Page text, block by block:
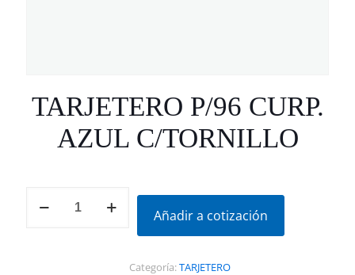
TARJETERO P/96 CURP.
AZUL C/TORNILLO
P/96
Añadir a cotización
Categoría:TARJETERO